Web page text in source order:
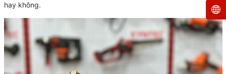
hay không.